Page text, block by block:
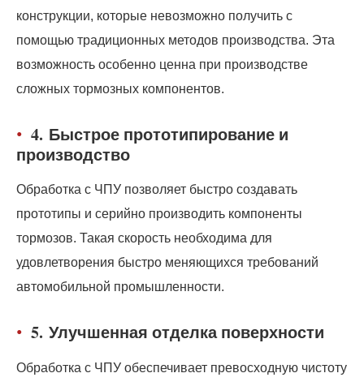
конструкции, которые невозможно получить с
помощью традиционных методов производства. Эта
возможность особенно ценна при производстве
сложных тормозных компонентов.
4. Быстрое прототипирование и
производство
Обработка с ЧПУ позволяет быстро создавать
прототипы и серийно производить компоненты
тормозов. Такая скорость необходима для
удовлетворения быстро меняющихся требований
автомобильной промышленности.
5. Улучшенная отделка поверхности
Обработка с ЧПУ обеспечивает превосходную чистоту